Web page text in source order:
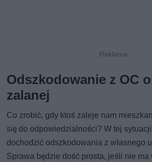
Odszkodowanie z OC
zalanej
Co zrobić, gdy ktoś zaleje nam
się do odpowiedzialności? W tej
dochodzić odszkodowania z własnego
Sprawa będzie dość prosta, jeśli nie